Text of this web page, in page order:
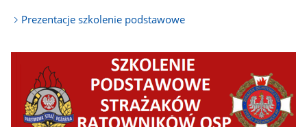
Prezentacje szkolenie podstawowe